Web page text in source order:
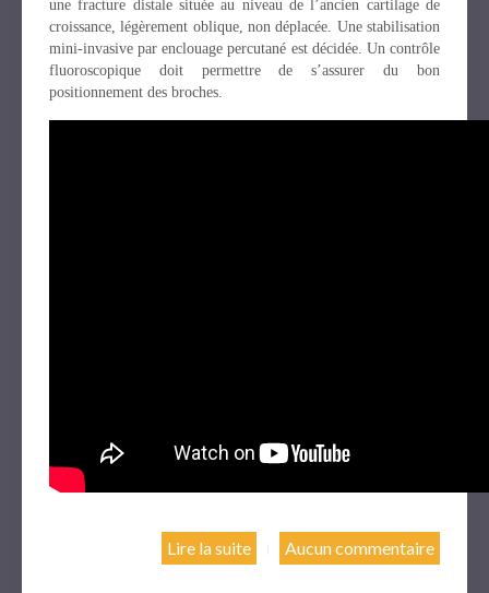
une fracture distale située au niveau de l’ancien cartilage de
croissance, légèrement oblique, non déplacée. Une stabilisation
mini-invasive par enclouage percutané est décidée. Un contrôle
fluoroscopique doit permettre de s’assurer du bon
positionnement des broches.
Lire la suite Aucun commentaire